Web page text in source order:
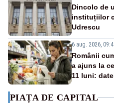
Dincolo de
instituțiilor
Udrescu
6 aug. 2026,
Românii
a ajuns la
11 luni:
PIAȚA DE CAPITAL